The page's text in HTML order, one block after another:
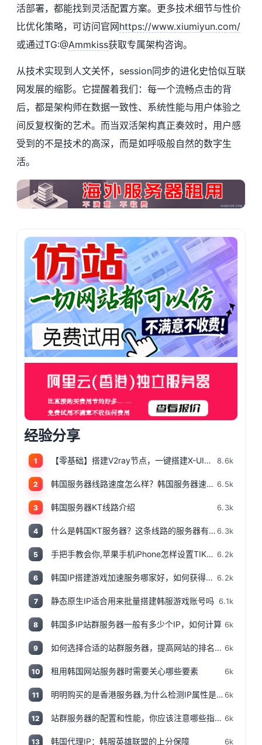
活部署，都能找到灵活配置方案。更多技术细节与性价
比优化策略，可访问官网https://www.xiumiyun.com/
或通过TG:@Ammkiss获取专属架构咨询。
从技术实现到人文关怀，session同步的进化史恰似互联
网发展的缩影。它提醒着我们：每一个流畅点击的背
后，都是架构师在数据一致性、系统性能与用户体验之
间反复权衡的艺术。而当双活架构真正奏效时，用户感
受到的不是技术的高深，而是如呼吸般自然的数字生
活。
经验分享
1 【零基础】搭建V2ray节点，一键搭建X-UI面板，目前最简单、最安全、最稳定的专属节点搭建方法，晚高峰高速稳定，4K秒开的科学上网 8.6k
2 韩国服务器线路速度怎么样？韩国服务器速度测评 6.5k
3 韩国服务器KT线路介绍 6.3k
4 什么是韩国KT服务器？这条线路的服务器有哪些特点？6.3k
5 手把手教会你,苹果手机iPhone怎样设置TIKTOK文的运营环境，手把手教你怎样运营海外抖音 服务器购买 6.2k
6 韩国IP搭建游戏加速服务哪家好，如何获得韩国IP 6.2k
7 静态原生IP适合用来批量搭建韩服游戏账号吗 6.1k
8 韩国多IP站群服务器一般有多少个IP，如何计算 6k
9 如何选择合适的站群服务器，提高网站的排名和流量 6k
10 租用韩国网站服务器时需要关心哪些要素 6k
11 明明购买的是香港服务器,为什么检测IP属性是归美国?「视频+文案」6k
12 站群服务器的配置和性能，你应该注意哪些指标和参数？ 6k
13 韩国代理IP：韩服英雄联盟的上分保障 6k